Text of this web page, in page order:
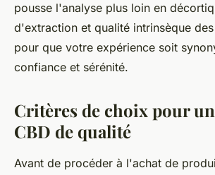
pousse l'analyse plus loin en
d'extraction et qualité intrinsèque
pour que votre expérience soit
confiance et sérénité.
Critères de choix pour
CBD de qualité
Avant de procéder à l'achat de